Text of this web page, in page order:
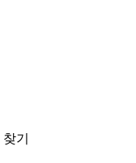
찾기